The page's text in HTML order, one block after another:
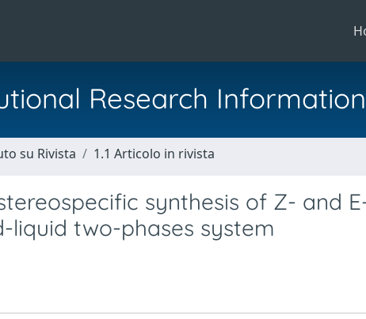
Research
su Rivista 1.1 Articolo in rivista
synthesis of Z- and
liquid two-phases system